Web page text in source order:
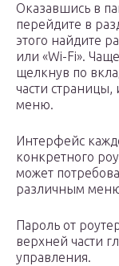
Оказавшись в
перейдите в
этого найдите
или «Wi-Fi».
щелкнув по
части
меню.
Интерфейс
конкретного
может
различным
Пароль от
верхней части
управления.